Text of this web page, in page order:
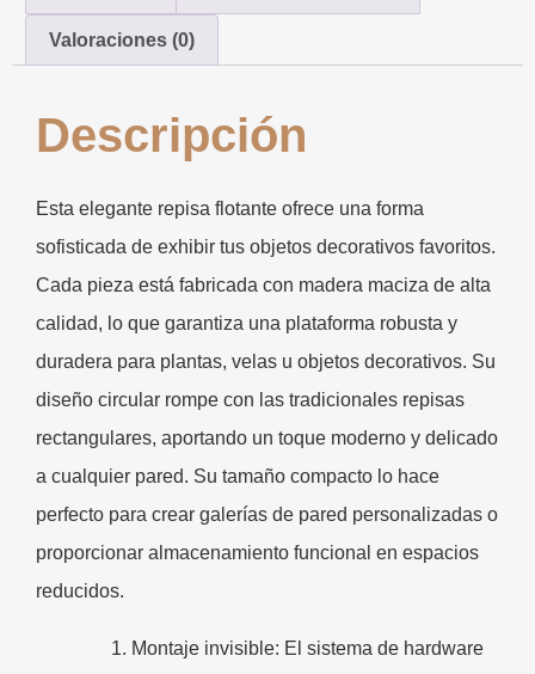
Valoraciones (0)
Descripción
Esta elegante repisa flotante ofrece una forma
sofisticada de exhibir tus objetos decorativos favoritos.
Cada pieza está fabricada con madera maciza de alta
calidad, lo que garantiza una plataforma robusta y
duradera para plantas, velas u objetos decorativos. Su
diseño circular rompe con las tradicionales repisas
rectangulares, aportando un toque moderno y delicado
a cualquier pared. Su tamaño compacto lo hace
perfecto para crear galerías de pared personalizadas o
proporcionar almacenamiento funcional en espacios
reducidos.
Montaje invisible: El sistema de hardware